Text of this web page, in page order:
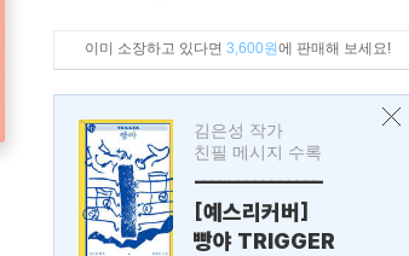
이미 소장하고 있다면 3,600원에 판매해 보세요!
김은성 작가
친필 메시지 수록
---------------
[예스리커버]
빵야 TRIGGER